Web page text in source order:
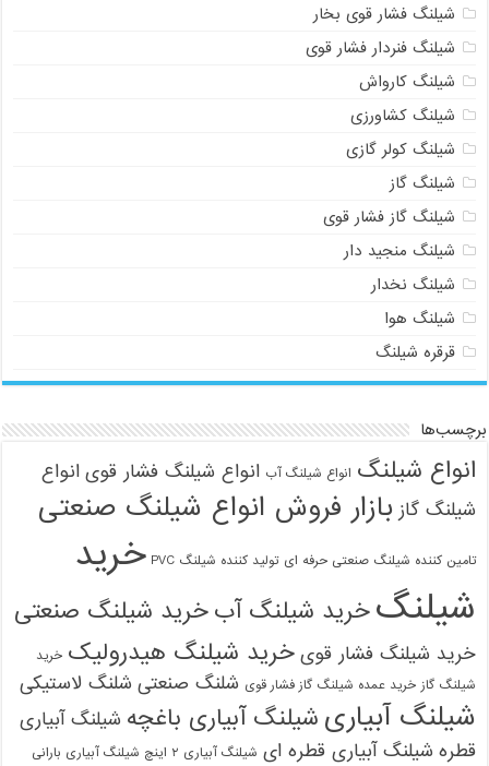
شیلنگ فشار قوی بخار
شیلنگ فنردار فشار قوی
شیلنگ کارواش
شیلنگ کشاورزی
شیلنگ کولر گازی
شیلنگ گاز
شیلنگ گاز فشار قوی
شیلنگ منجید دار
شیلنگ نخدار
شیلنگ هوا
قرقره شیلنگ
برچسب‌ها
انواع شیلنگ انواع شیلنگ آب انواع شیلنگ فشار قوی انواع
شیلنگ گاز بازار فروش انواع شیلنگ صنعتی
تامین کننده شیلنگ صنعتی حرفه ای تولید کننده شیلنگ PVC
خرید
شیلنگخرید شیلنگ آبخرید شیلنگ صنعتی
خرید شیلنگ فشار قوی خرید شیلنگ هیدرولیک خرید
شیلنگ گاز خرید عمده شیلنگ گاز فشار قوی شلنگ صنعتی شلنگ لاستیکی
شیلنگ آبیاری شیلنگ آبیاری باغچه شیلنگ آبیاری
قطره شیلنگ آبیاری قطره ای شیلنگ آبیاری ۲ اینچ شیلنگ آبیاری بارانی